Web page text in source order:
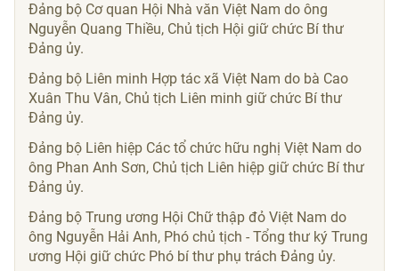
Đảng bộ Cơ quan Hội Nhà văn Việt Nam do ông
Nguyễn Quang Thiều, Chủ tịch Hội giữ chức Bí thư
Đảng ủy.
Đảng bộ Liên minh Hợp tác xã Việt Nam do bà Cao
Xuân Thu Vân, Chủ tịch Liên minh giữ chức Bí thư
Đảng ủy.
Đảng bộ Liên hiệp Các tổ chức hữu nghị Việt Nam do
ông Phan Anh Sơn, Chủ tịch Liên hiệp giữ chức Bí thư
Đảng ủy.
Đảng bộ Trung ương Hội Chữ thập đỏ Việt Nam do
ông Nguyễn Hải Anh, Phó chủ tịch - Tổng thư ký Trung
ương Hội giữ chức Phó bí thư phụ trách Đảng ủy.